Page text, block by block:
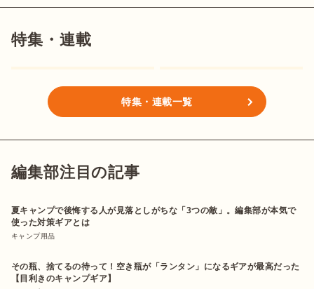
特集・連載
特集・連載一覧
編集部注目の記事
夏キャンプで後悔する人が見落としがちな「3つの敵」。編集部が本気で
使った対策ギアとは
キャンプ用品
その瓶、捨てるの待って！空き瓶が「ランタン」になるギアが最高だった
【目利きのキャンプギア】